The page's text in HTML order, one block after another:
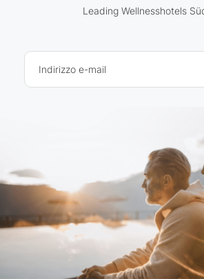
Leading Wellnesshotels
Indirizzo e-mail